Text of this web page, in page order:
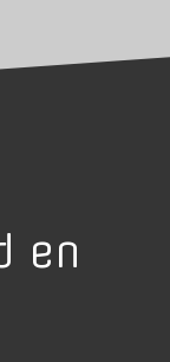
en